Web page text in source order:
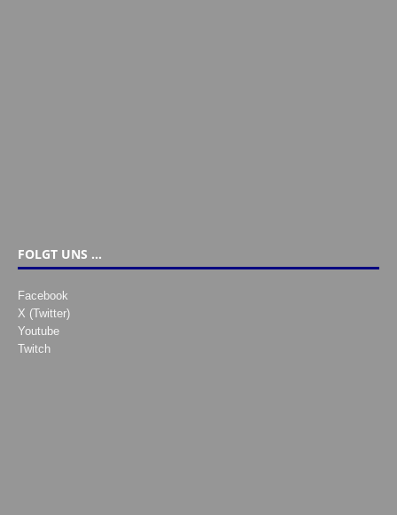
FOLGT UNS …
Facebook
X (Twitter)
Youtube
Twitch